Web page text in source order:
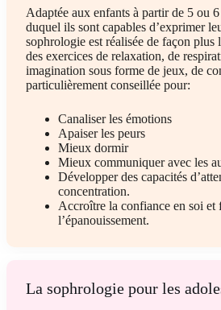
Adaptée aux enfants à partir de 5 ou
duquel ils sont capables d’exprimer
sophrologie est réalisée de façon plus
des exercices de relaxation, de
imagination sous forme de jeux, de
particulièrement conseillée pour:
Canaliser les émotions
Apaiser les peurs
Mieux dormir
Mieux communiquer avec les
Développer des capacités
concentration.
Accroître la confiance en soi et
l’épanouissement.
La sophrologie pour les